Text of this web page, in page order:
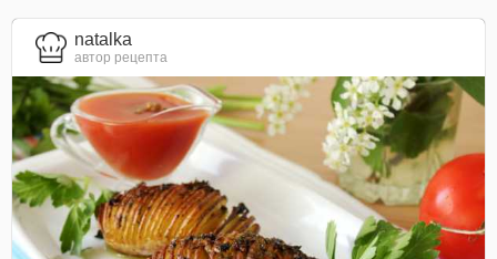
natalka
автор рецепта